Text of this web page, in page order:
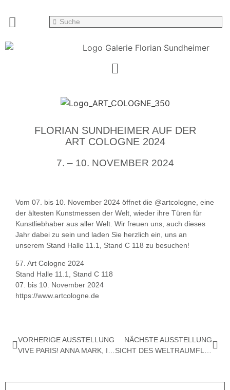
FLORIAN SUNDHEIMER AUF DER
ART COLOGNE 2024
7. – 10. NOVEMBER 2024
Vom 07. bis 10. November 2024 öffnet die @artcologne, eine
der ältesten Kunstmessen der Welt, wieder ihre Türen für
Kunstliebhaber aus aller Welt. Wir freuen uns, auch dieses
Jahr dabei zu sein und laden Sie herzlich ein, uns an
unserem Stand Halle 11.1, Stand C 118 zu besuchen!
57. Art Cologne 2024
Stand Halle 11.1, Stand C 118
07. bis 10. November 2024
https://www.artcologne.de
VORHERIGE AUSSTELLUNG
NÄCHSTE AUSSTELLUNG